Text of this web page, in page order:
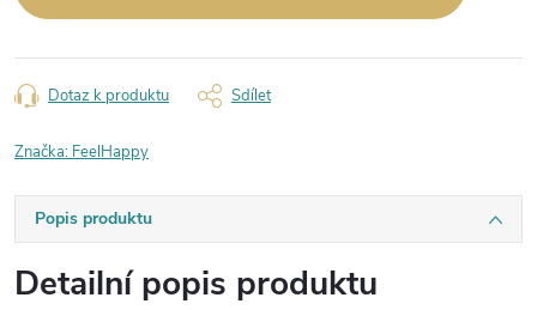
Dotaz k produktu Sdílet
Značka: FeelHappy
Popis produktu
Detailní popis produktu